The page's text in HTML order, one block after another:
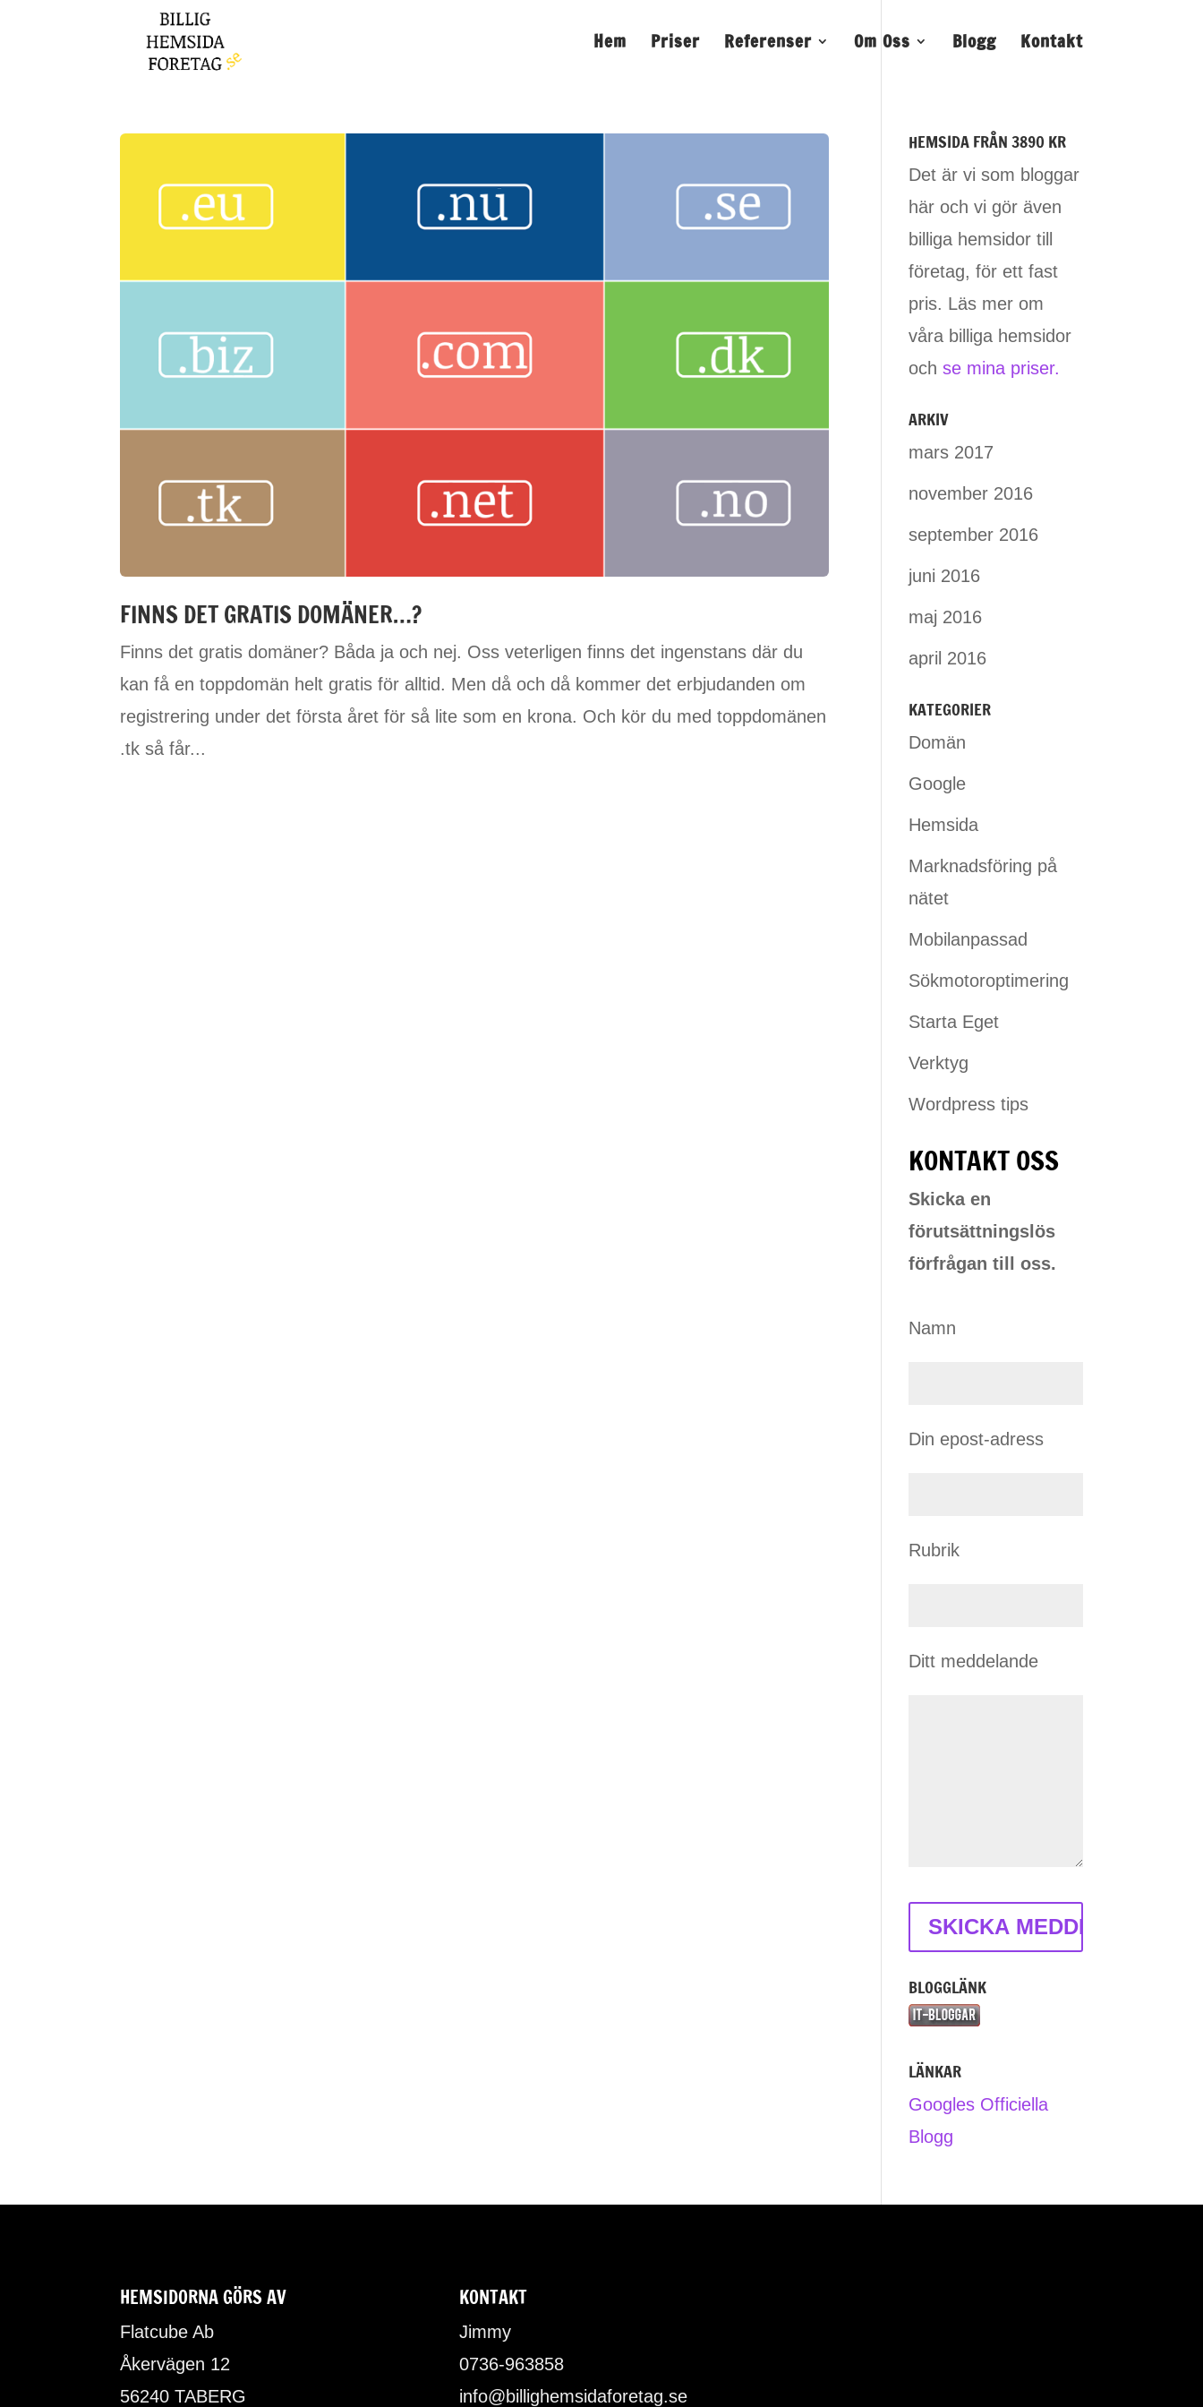
Hem Priser Referenser Om Oss Blogg Kontakt
FINNS DET GRATIS DOMÄNER…?
Finns det gratis domäner? Båda ja och nej. Oss veterligen finns det ingenstans där du
kan få en toppdomän helt gratis för alltid. Men då och då kommer det erbjudanden om
registrering under det första året för så lite som en krona. Och kör du med toppdomänen
.tk så får...
HEMSIDA FRÅN 3890 KR
Det är vi som bloggar
här och vi gör även
billiga hemsidor till
företag, för ett fast
pris. Läs mer om
våra billiga hemsidor
ochse mina priser.
ARKIV
mars 2017
november 2016
september 2016
juni 2016
maj 2016
april 2016
KATEGORIER
Domän
Google
Hemsida
Marknadsföring på
nätet
Mobilanpassad
Sökmotoroptimering
Starta Eget
Verktyg
Wordpress tips
KONTAKT OSS
Skicka en
förutsättningslös
förfrågan till oss.
Namn
Din epost-adress
Rubrik
Ditt meddelande
BLOGGLÄNK
LÄNKAR
Googles Officiella
Blogg
HEMSIDORNA GÖRS AV
Flatcube Ab
Åkervägen 12
56240 TABERG
KONTAKT
Jimmy
0736-963858
info@billighemsidaforetag.se